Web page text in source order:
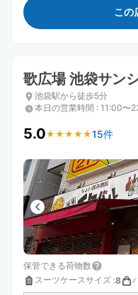
この
歌広場 池袋サン
池袋駅から徒歩5分
本日の営業時間 : 11:00〜
5.0★ ★ ★ ★ ★
★ ★ ★ ★ ★15件
保管できる荷物数
スーツケースサイズ :8